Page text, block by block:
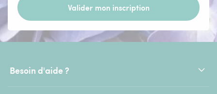
Valider mon inscription
Besoin d'aide ?